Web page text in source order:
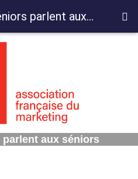
aux séniors
Publicité : les séniors parlent aux séniors